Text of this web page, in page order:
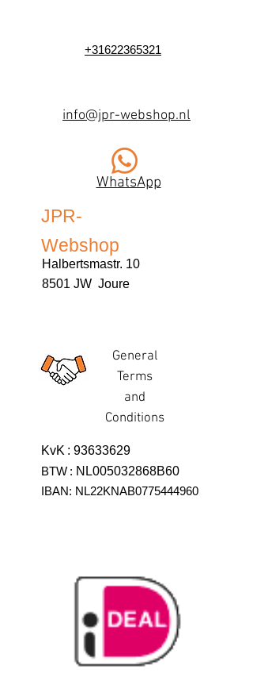
+31622365321
info@jpr-webshop.nl
WhatsApp
JPR-
Webshop
Halbertsmastr. 10
8501 JW Joure
General
Terms
and
Conditions
KvK : 93633629
BTW : NL005032868B60
IBAN: NL22KNAB0775444960